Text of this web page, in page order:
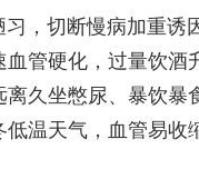
习，切断慢病加重诱
管硬化，过量饮
久坐憋尿、暴饮
低温天气，血管易